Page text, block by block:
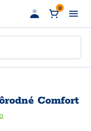
0
Comfort